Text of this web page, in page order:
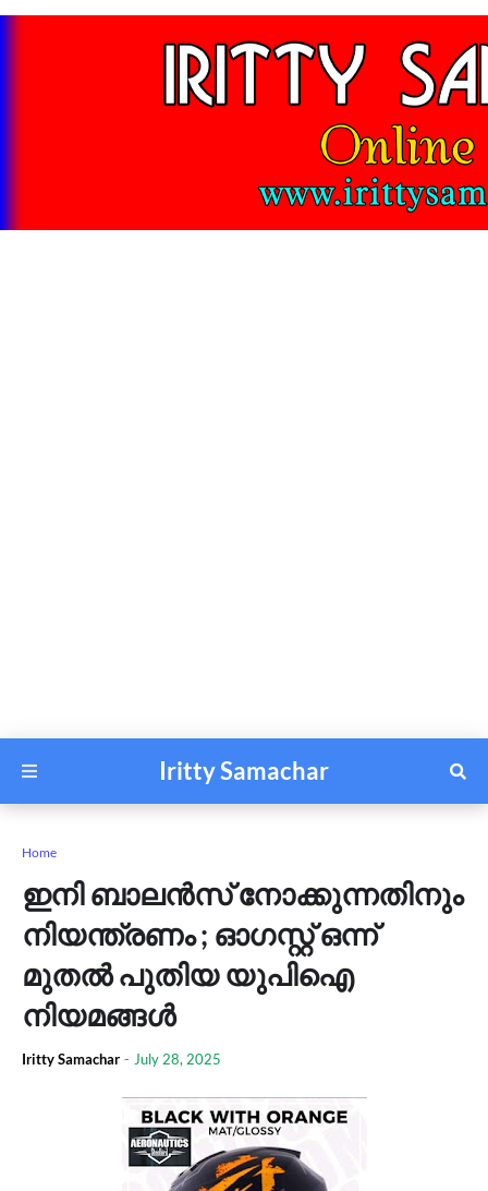
Iritty Samachar
Home
ഇനി ബാലൻസ് നോക്കുന്നതിനും
നിയന്ത്രണം ; ഓഗസ്റ്റ് ഒന്ന്
മുതല്‍ പുതിയ യുപിഐ
നിയമങ്ങൾ
Iritty Samachar - July 28, 2025